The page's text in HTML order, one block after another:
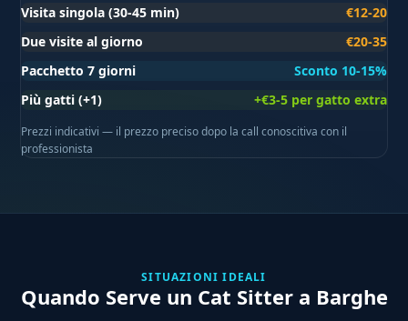
Visita singola (30-45 min)
€12-20
Due visite al giorno
€20-35
Pacchetto 7 giorni
Sconto 10-15%
Più gatti (+1)
+€3-5 per gatto extra
Prezzi indicativi — il prezzo preciso dopo la call conoscitiva con il
professionista
SITUAZIONI IDEALI
Quando Serve un Cat Sitter a Barghe